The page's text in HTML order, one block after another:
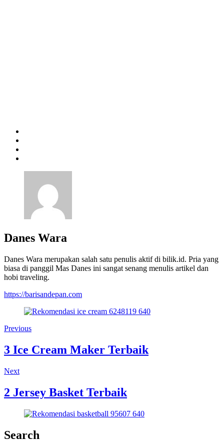
Danes Wara
Danes Wara merupakan salah satu penulis aktif di bilik.id. Pria yang
biasa di panggil Mas Danes ini sangat senang menulis artikel dan
hobi traveling.
https://barisandepan.com
Previous
3 Ice Cream Maker Terbaik
Next
2 Jersey Basket Terbaik
Search